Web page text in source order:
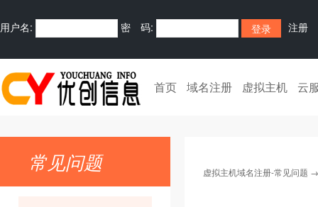
用户名: 密 码: 注册
首页 域名注册 虚拟主机 云
常见问题 虚拟主机域名注册-常见问题